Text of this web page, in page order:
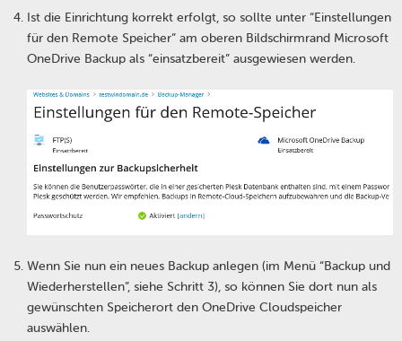
Ist die Einrichtung korrekt erfolgt, so sollte unter “Einstellungen
für den Remote Speicher” am oberen Bildschirmrand Microsoft
OneDrive Backup als “einsatzbereit” ausgewiesen werden.
Wenn Sie nun ein neues Backup anlegen (im Menü “Backup und
Wiederherstellen”, siehe Schritt 3), so können Sie dort nun als
gewünschten Speicherort den OneDrive Cloudspeicher
auswählen.